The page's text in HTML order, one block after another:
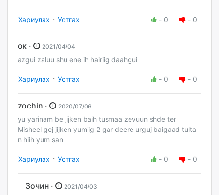
Хариулах · Устгах - 0 - 0
ок · 2021/04/04
azgui zaluu shu ene ih hairiig daahgui
Хариулах · Устгах - 0 - 0
zochin · 2020/07/06
yu yarinam be jijken baih tusmaa zevuun shde ter
Misheel gej jijken yumiig 2 gar deere urguj baigaad tultal
n hiih yum san
Хариулах · Устгах - 0 - 0
Зочин · 2021/04/03